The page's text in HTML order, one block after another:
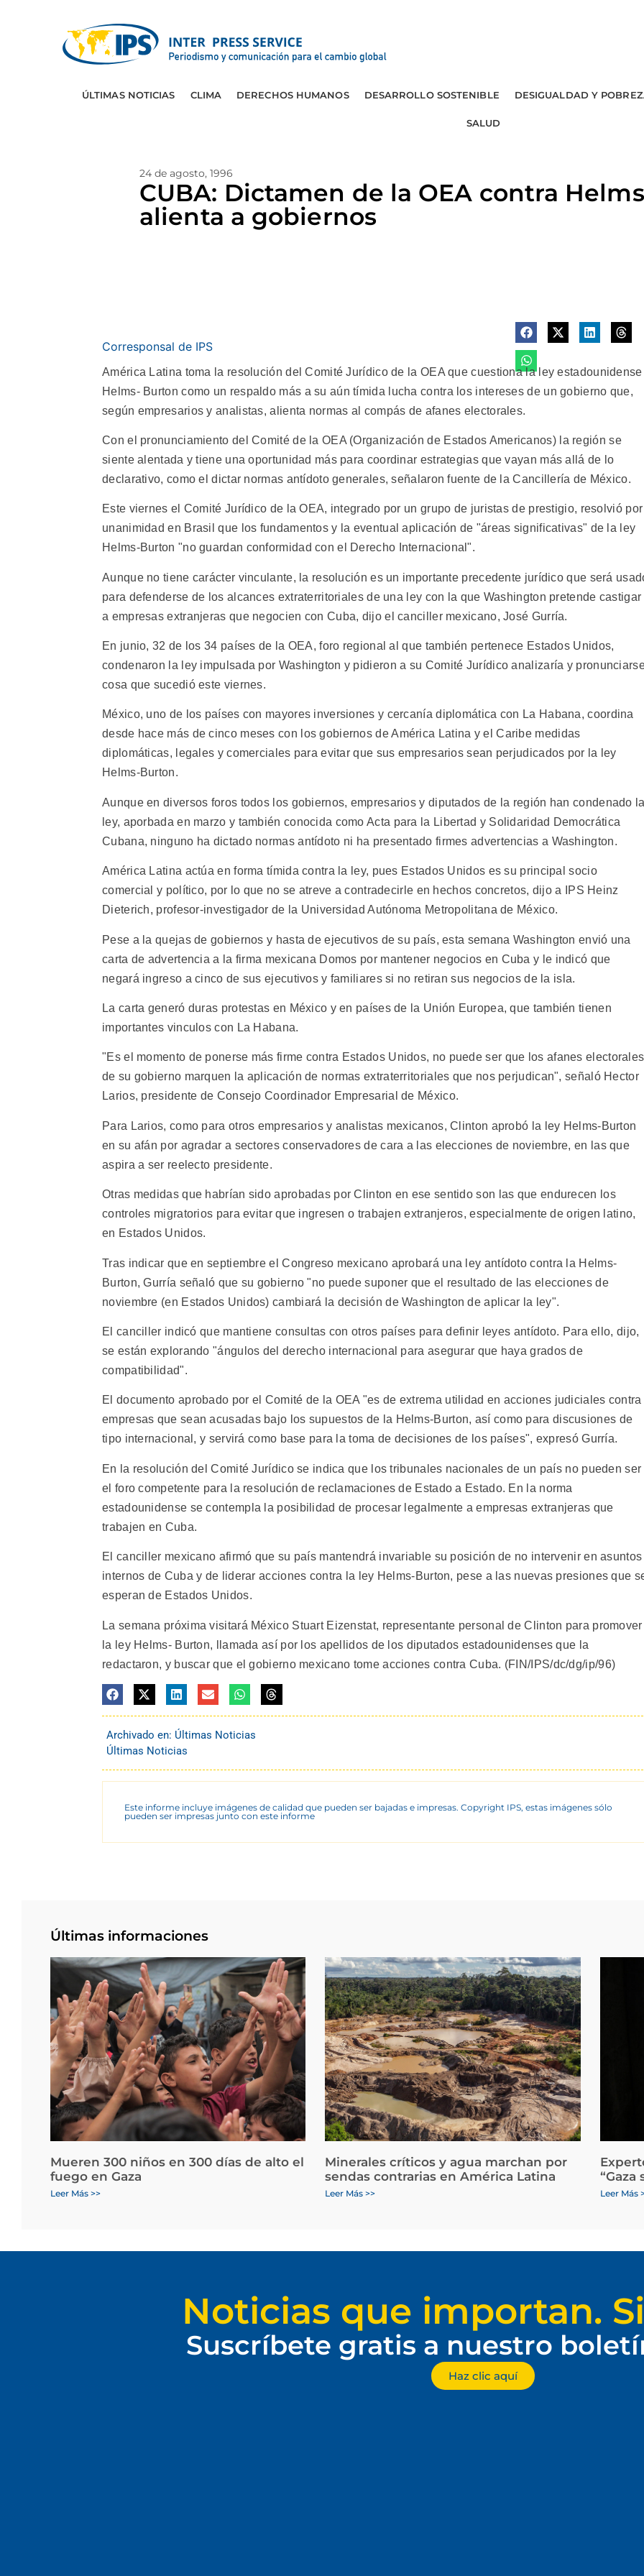
ÚLTIMAS NOTICIAS CLIMA DERECHOS HUMANOS DESARROLLO SOSTENIBLE DESIGUALDAD Y
SALUD
24 de agosto, 1996
CUBA: Dictamen de la OEA contra
alienta a gobiernos
Corresponsal de IPS
América Latina toma la resolución del Comité Jurídico de la OEA que cuestiona la ley estadounidense
Helms- Burton como un respaldo más a su aún tímida lucha contra los intereses de un gobierno que,
según empresarios y analistas, alienta normas al compás de afanes electorales.
Con el pronunciamiento del Comité de la OEA (Organización de Estados Americanos) la región se
siente alentada y tiene una oportunidad más para coordinar estrategias que vayan más allá de lo
declarativo, como el dictar normas antídoto generales, señalaron fuente de la Cancillería de México.
Este viernes el Comité Jurídico de la OEA, integrado por un grupo de juristas de prestigio, resolvió por
unanimidad en Brasil que los fundamentos y la eventual aplicación de "áreas significativas" de la ley
Helms-Burton "no guardan conformidad con el Derecho Internacional".
Aunque no tiene carácter vinculante, la resolución es un importante precedente jurídico que será
para defenderse de los alcances extraterritoriales de una ley con la que Washington pretende castigar
a empresas extranjeras que negocien con Cuba, dijo el canciller mexicano, José Gurría.
En junio, 32 de los 34 países de la OEA, foro regional al que también pertenece Estados Unidos,
condenaron la ley impulsada por Washington y pidieron a su Comité Jurídico analizaría y
cosa que sucedió este viernes.
México, uno de los países con mayores inversiones y cercanía diplomática con La Habana, coordina
desde hace más de cinco meses con los gobiernos de América Latina y el Caribe medidas
diplomáticas, legales y comerciales para evitar que sus empresarios sean perjudicados por la ley
Helms-Burton.
Aunque en diversos foros todos los gobiernos, empresarios y diputados de la región han condenado
ley, aporbada en marzo y también conocida como Acta para la Libertad y Solidaridad Democrática
Cubana, ninguno ha dictado normas antídoto ni ha presentado firmes advertencias a Washington.
América Latina actúa en forma tímida contra la ley, pues Estados Unidos es su principal socio
comercial y político, por lo que no se atreve a contradecirle en hechos concretos, dijo a IPS Heinz
Dieterich, profesor-investigador de la Universidad Autónoma Metropolitana de México.
Pese a la quejas de gobiernos y hasta de ejecutivos de su país, esta semana Washington envió una
carta de advertencia a la firma mexicana Domos por mantener negocios en Cuba y le indicó que
negará ingreso a cinco de sus ejecutivos y familiares si no retiran sus negocios de la isla.
La carta generó duras protestas en México y en países de la Unión Europea, que también tienen
importantes vinculos con La Habana.
"Es el momento de ponerse más firme contra Estados Unidos, no puede ser que los afanes electorales
de su gobierno marquen la aplicación de normas extraterritoriales que nos perjudican", señaló Hector
Larios, presidente de Consejo Coordinador Empresarial de México.
Para Larios, como para otros empresarios y analistas mexicanos, Clinton aprobó la ley Helms-Burton
en su afán por agradar a sectores conservadores de cara a las elecciones de noviembre, en las que
aspira a ser reelecto presidente.
Otras medidas que habrían sido aprobadas por Clinton en ese sentido son las que endurecen los
controles migratorios para evitar que ingresen o trabajen extranjeros, especialmente de origen latino,
en Estados Unidos.
Tras indicar que en septiembre el Congreso mexicano aprobará una ley antídoto contra la Helms-
Burton, Gurría señaló que su gobierno "no puede suponer que el resultado de las elecciones de
noviembre (en Estados Unidos) cambiará la decisión de Washington de aplicar la ley".
El canciller indicó que mantiene consultas con otros países para definir leyes antídoto. Para ello, dijo,
se están explorando "ángulos del derecho internacional para asegurar que haya grados de
compatibilidad".
El documento aprobado por el Comité de la OEA "es de extrema utilidad en acciones judiciales contra
empresas que sean acusadas bajo los supuestos de la Helms-Burton, así como para discusiones de
tipo internacional, y servirá como base para la toma de decisiones de los países", expresó Gurría.
En la resolución del Comité Jurídico se indica que los tribunales nacionales de un país no pueden ser
el foro competente para la resolución de reclamaciones de Estado a Estado. En la norma
estadounidense se contempla la posibilidad de procesar legalmente a empresas extranjeras que
trabajen en Cuba.
El canciller mexicano afirmó que su país mantendrá invariable su posición de no intervenir en asuntos
internos de Cuba y de liderar acciones contra la ley Helms-Burton, pese a las nuevas presiones que
esperan de Estados Unidos.
La semana próxima visitará México Stuart Eizenstat, representante personal de Clinton para promover
la ley Helms- Burton, llamada así por los apellidos de los diputados estadounidenses que la
redactaron, y buscar que el gobierno mexicano tome acciones contra Cuba. (FIN/IPS/dc/dg/ip/96)
Archivado en: Últimas Noticias
Últimas Noticias
Este informe incluye imágenes de calidad que pueden ser bajadas e impresas. Copyright IPS, estas imágenes sólo
pueden ser impresas junto con este informe
Últimas informaciones
Mueren 300 niños en 300 días de alto el
fuego en Gaza
Leer Más >>
Minerales críticos y agua marchan por
sendas contrarias en América Latina
Leer Más >>
“Gaza
Leer Más
Noticias que importan.
Suscríbete gratis a nuestro
Haz clic aquí